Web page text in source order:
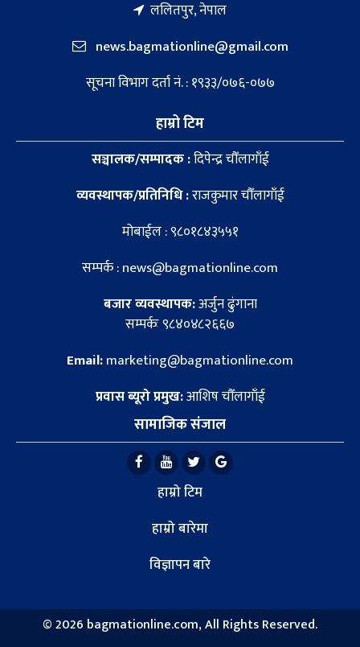
ललितपुर, नेपाल
news.bagmationline@gmail.com
सूचना विभाग दर्ता नं. : १९३३/०७६-०७७
हाम्रो टिम
सञ्चालक/सम्पादक :दिपेन्द्र चौँलागाँई
व्यवस्थापक/प्रतिनिधि :राजकुमार चौँलागाँई
मोबाईल : ९८०१८४३५५१
सम्पर्क : news@bagmationline.com
बजार व्यवस्थापक:अर्जुन ढुंगाना
सम्पर्कः ९८४०४८२६६७
Email:marketing@bagmationline.com
प्रवास ब्यूरो प्रमुख:आशिष चौँलागाँई
सामाजिक संजाल
हाम्रो टिम
हाम्रो बारेमा
विज्ञापन बारे
©2026 bagmationline.com, All Rights Reserved.